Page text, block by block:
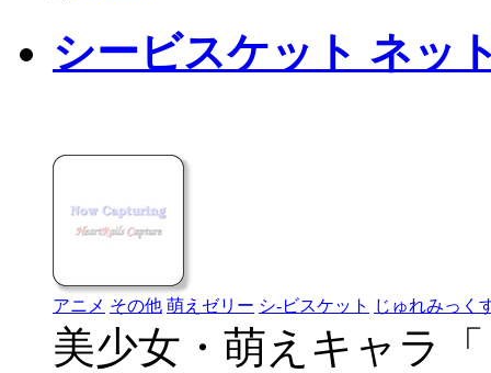
シービスケット ネッ
アニメ その他 萌えゼリー シ-ビスケット じゅれみっく
美少女・萌えキャラ